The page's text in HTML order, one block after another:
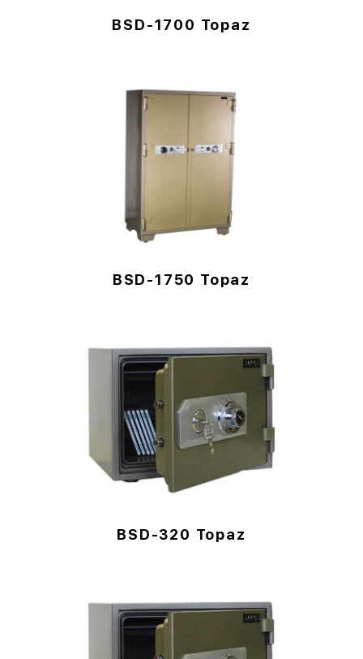
BSD-1700 Topaz
BSD-1750 Topaz
BSD-320 Topaz